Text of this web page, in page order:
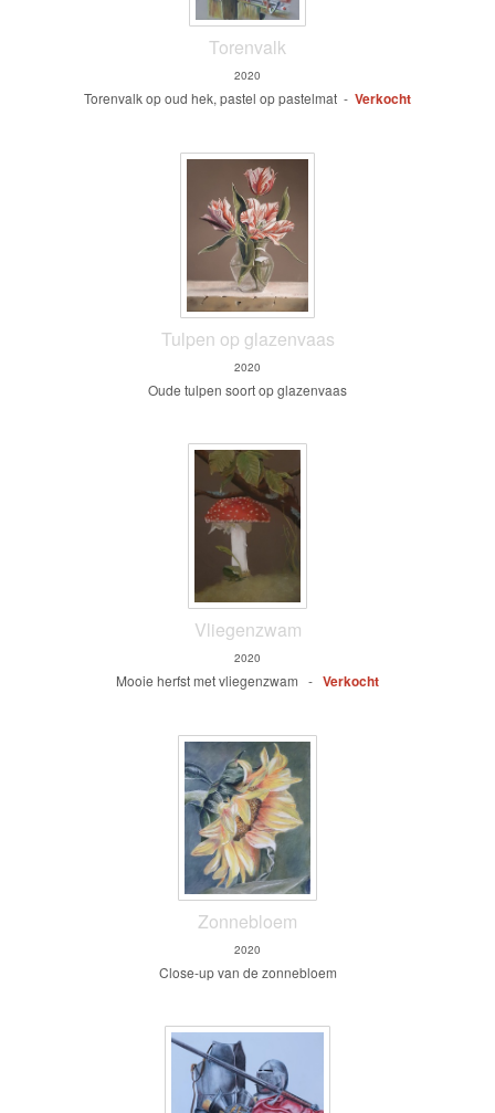
Torenvalk
2020
Torenvalk op oud hek, pastel op pastelmat - Verkocht
Tulpen op glazenvaas
2020
Oude tulpen soort op glazenvaas
Vliegenzwam
2020
Mooie herfst met vliegenzwam - Verkocht
Zonnebloem
2020
Close-up van de zonnebloem